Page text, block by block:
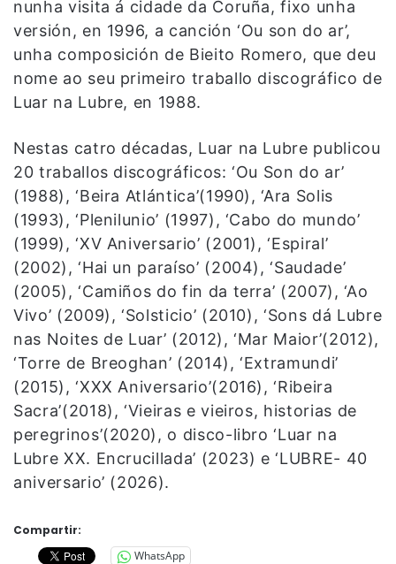
nunha visita á cidade da Coruña, fixo unha
versión, en 1996, a canción ‘Ou son do ar’,
unha composición de Bieito Romero, que deu
nome ao seu primeiro traballo discográfico de
Luar na Lubre, en 1988.
Nestas catro décadas, Luar na Lubre publicou
20 traballos discográficos: ‘Ou Son do ar’
(1988), ‘Beira Atlántica’(1990), ‘Ara Solis
(1993), ‘Plenilunio’ (1997), ‘Cabo do mundo’
(1999), ‘XV Aniversario’ (2001), ‘Espiral’
(2002), ‘Hai un paraíso’ (2004), ‘Saudade’
(2005), ‘Camiños do fin da terra’ (2007), ‘Ao
Vivo’ (2009), ‘Solsticio’ (2010), ‘Sons dá Lubre
nas Noites de Luar’ (2012), ‘Mar Maior’(2012),
‘Torre de Breoghan’ (2014), ‘Extramundi’
(2015), ‘XXX Aniversario’(2016), ‘Ribeira
Sacra’(2018), ‘Vieiras e vieiros, historias de
peregrinos’(2020), o disco-libro ‘Luar na
Lubre XX. Encrucillada’ (2023) e ‘LUBRE- 40
aniversario’ (2026).
Compartir:
WhatsApp